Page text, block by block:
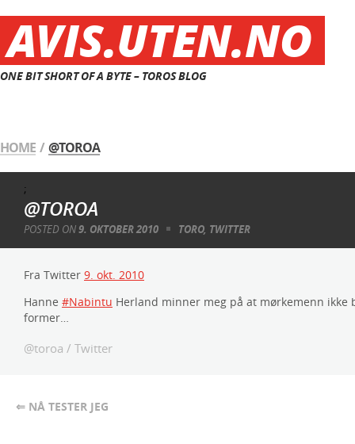
AVIS.UTEN.NO
ONE BIT SHORT OF A BYTE – TOROS BLOG
HOME /@TOROA
;
@TOROA
POSTED ON9. OKTOBER 2010 TORO, TWITTER
Fra Twitter 9. okt. 2010
Hanne #Nabintu Herland minner meg på at mørkemenn
former…
@toroa / Twitter
⇐ NÅ TESTER JEG